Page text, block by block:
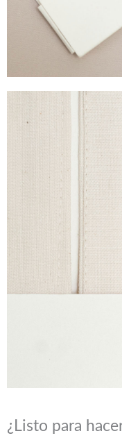
¿Listo para